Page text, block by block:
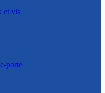
et vis
porte